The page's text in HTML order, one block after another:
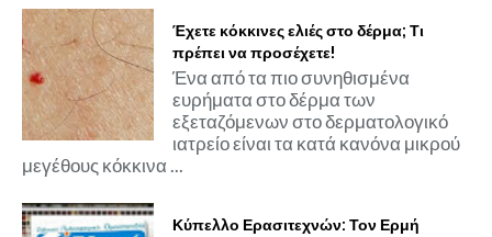
Έχετε κόκκινες ελιές στο δέρμα; Τι
πρέπει να προσέχετε!
Ένα από τα πιο συνηθισμένα
ευρήματα στο δέρμα των
εξεταζόμενων στο δερματολογικό
ιατρείο είναι τα κατά κανόνα μικρού
μεγέθους κόκκινα ...
Κύπελλο Ερασιτεχνών: Τον Ερμή